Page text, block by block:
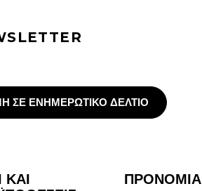
ΣΕ ΕΝΗΜΕΡΩΤΙΚΟ ΔΕΛΤΙΟ
ΚΑΙ
ΠΡΟΝΟΜΙΑ